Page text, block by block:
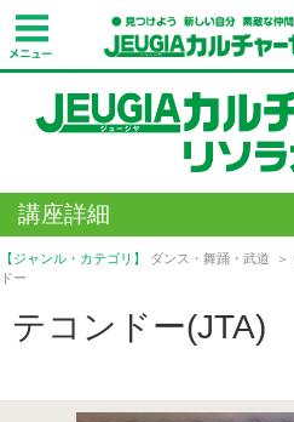
講座詳細
【ジャンル・カテゴリ】 ダンス・舞踊・武道
ドー
テコンドー(JTA)